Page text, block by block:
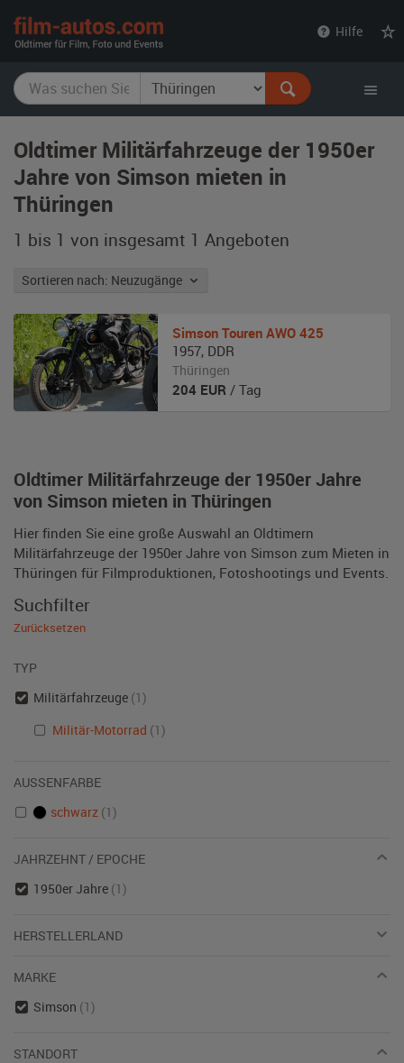
Hilfe
Oldtimer Militärfahrzeuge der 1950er
Jahre von Simson mieten in
Thüringen
1 bis 1 von insgesamt 1 Angeboten
Sortieren nach: Neuzugänge
Oldtimer Militärfahrzeuge der 1950er Jahre
von Simson mieten in Thüringen
Hier finden Sie eine große Auswahl an Oldtimern
Militärfahrzeuge der 1950er Jahre von Simson zum Mieten in
Thüringen für Filmproduktionen, Fotoshootings und Events.
Simson Touren AWO 425
1957, DDR
Thüringen
204 EUR / Tag
Suchfilter
Zurücksetzen
TYP
Militärfahrzeuge (1)
Militär-Motorrad (1)
AUSSENFARBE
schwarz (1)
JAHRZEHNT / EPOCHE
1950er Jahre (1)
HERSTELLERLAND
MARKE
Simson (1)
STANDORT